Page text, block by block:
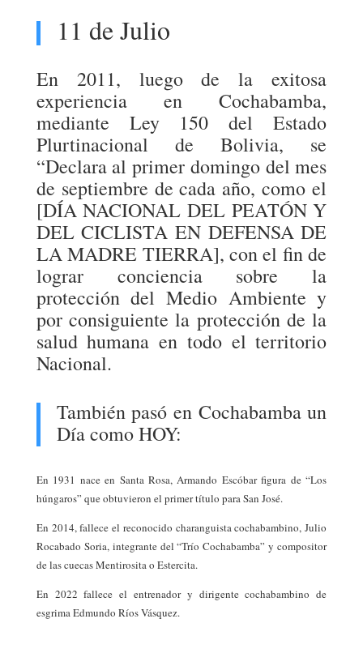
11 de Julio
En 2011, luego de la exitosa
experiencia en Cochabamba,
mediante Ley 150 del Estado
Plurtinacional de Bolivia, se
“Declara al primer domingo del mes
de septiembre de cada año, como el
[DÍA NACIONAL DEL PEATÓN Y
DEL CICLISTA EN DEFENSA DE
LA MADRE TIERRA], con el fin de
lograr conciencia sobre la
protección del Medio Ambiente y
por consiguiente la protección de la
salud humana en todo el territorio
Nacional.
También pasó en Cochabamba un
Día como HOY:
En 1931 nace en Santa Rosa, Armando Escóbar figura de “Los
húngaros” que obtuvieron el primer título para San José.
En 2014, fallece el reconocido charanguista cochabambino, Julio
Rocabado Soria, integrante del “Trío Cochabamba” y compositor
de las cuecas Mentirosita o Estercita.
En 2022 fallece el entrenador y dirigente cochabambino de
esgrima Edmundo Ríos Vásquez.